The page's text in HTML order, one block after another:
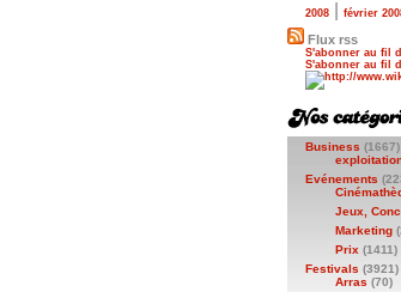
2008
février
Flux rss
S'abonner au fil
S'abonner au fil
Business (1667)
Evénements
Jeux,
Marketing
Prix (1411)
Festivals (3921)
Arras (70)